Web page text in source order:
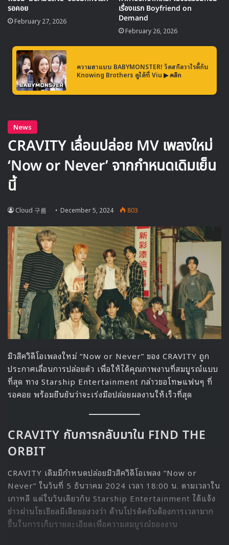
อัลบั้ม ‘rosie’ – สะท้อนตัวตนและความ
ตั้งใจ
เรียกเธอ โดยโรเซ่ตั้งใจให้อัลบั้มนี้แสดงความเป็นธรรมชาติและ
ความใกล้ชิดผ่านเสียงเพลง เธอกล่าวว่า “ฉันอยากให้ผู้ฟังรู้สึก
เหมือนกำลังได้ทำความรู้จักกับฉันจริง ๆ”
ไม่เพียงแต่เพลงในอัลบั้มนี้จะมีความเป็นส่วนตัวและเข้าถึงง่าย
แต่ยังได้รับการร่วมมือจากโปรดิวเซอร์ระดับโลก เช่น Greg
Kurstin และ Michael Pollack ซึ่งช่วยสร้างเสียงดนตรีที่
หลากหลายและน่าจดจำ
อย่าพลาดโอกาสสัมผัสมุมมองใหม่ของโรเซ่ในอัลบั้มเต็ม ‘rosie’
ที่จะพาแฟนเพลงเดินทางผ่านบทเพลงที่สะท้อนความจริงใจ
รอคอย
February 27, 2026
เรื่องแรก Boyfriend on
Demand
February 26, 2026
ความฮาแบบ BABYMONSTER! วัดสกิลวาไรตี้กับ
Knowing Brothers ดูได้ที่ Viu ▶ คลิก